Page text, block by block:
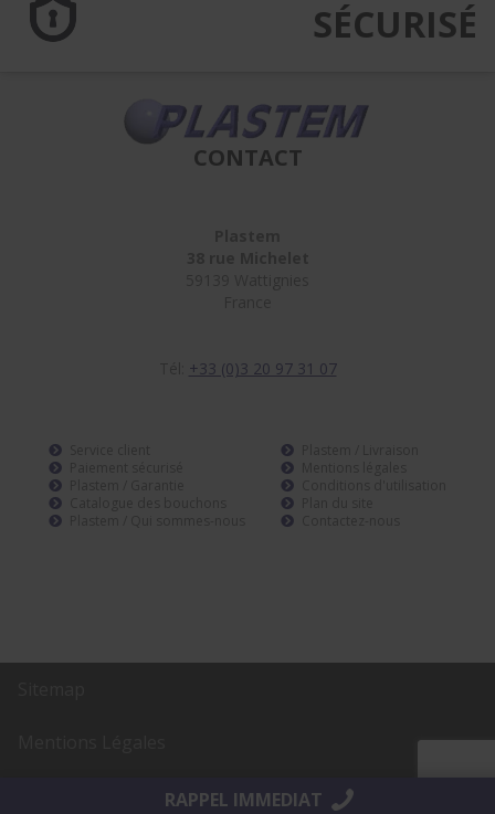
SÉCURISÉ
CONTACT
+33 (0)3 20 97 31 07
RAPPEL IMMEDIAT
AltaïsWeb